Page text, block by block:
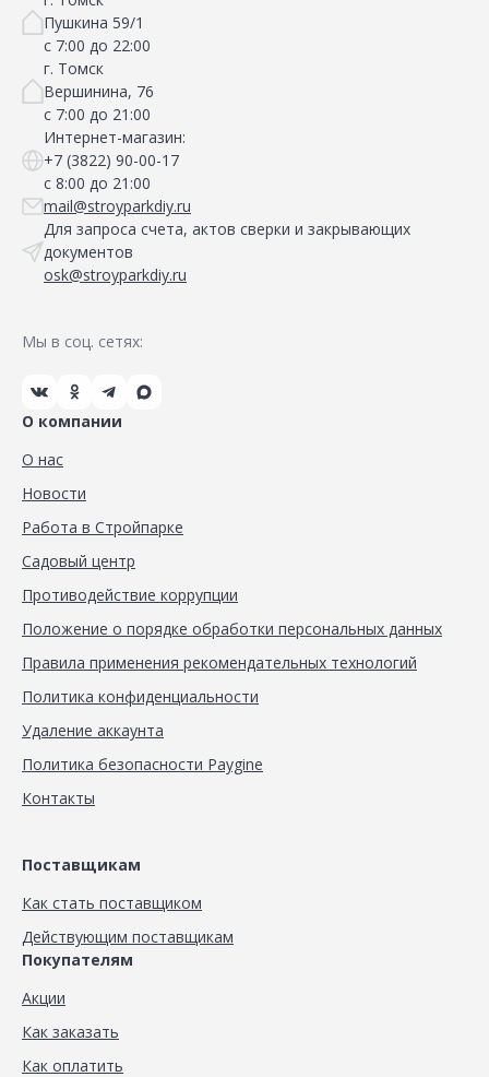
Пушкина 59/1
с 7:00 до 22:00
г. Томск
Вершинина, 76
с 7:00 до 21:00
Интернет-магазин:
+7 (3822) 90-00-17
с 8:00 до 21:00
mail@stroyparkdiy.ru
Для запроса счета, актов сверки и закрывающих
документов
osk@stroyparkdiy.ru
Мы в соц. сетях:
О компании
О нас
Новости
Работа в Стройпарке
Садовый центр
Противодействие коррупции
Положение о порядке обработки персональных данных
Правила применения рекомендательных технологий
Политика конфиденциальности
Удаление аккаунта
Политика безопасности Paygine
Контакты
Поставщикам
Как стать поставщиком
Действующим поставщикам
Покупателям
Акции
Как заказать
Как оплатить